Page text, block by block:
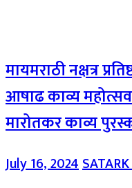
मायमराठी नक्षत्र
आषाढ काव्य
मारोतकर काव्य
July 16, 2024